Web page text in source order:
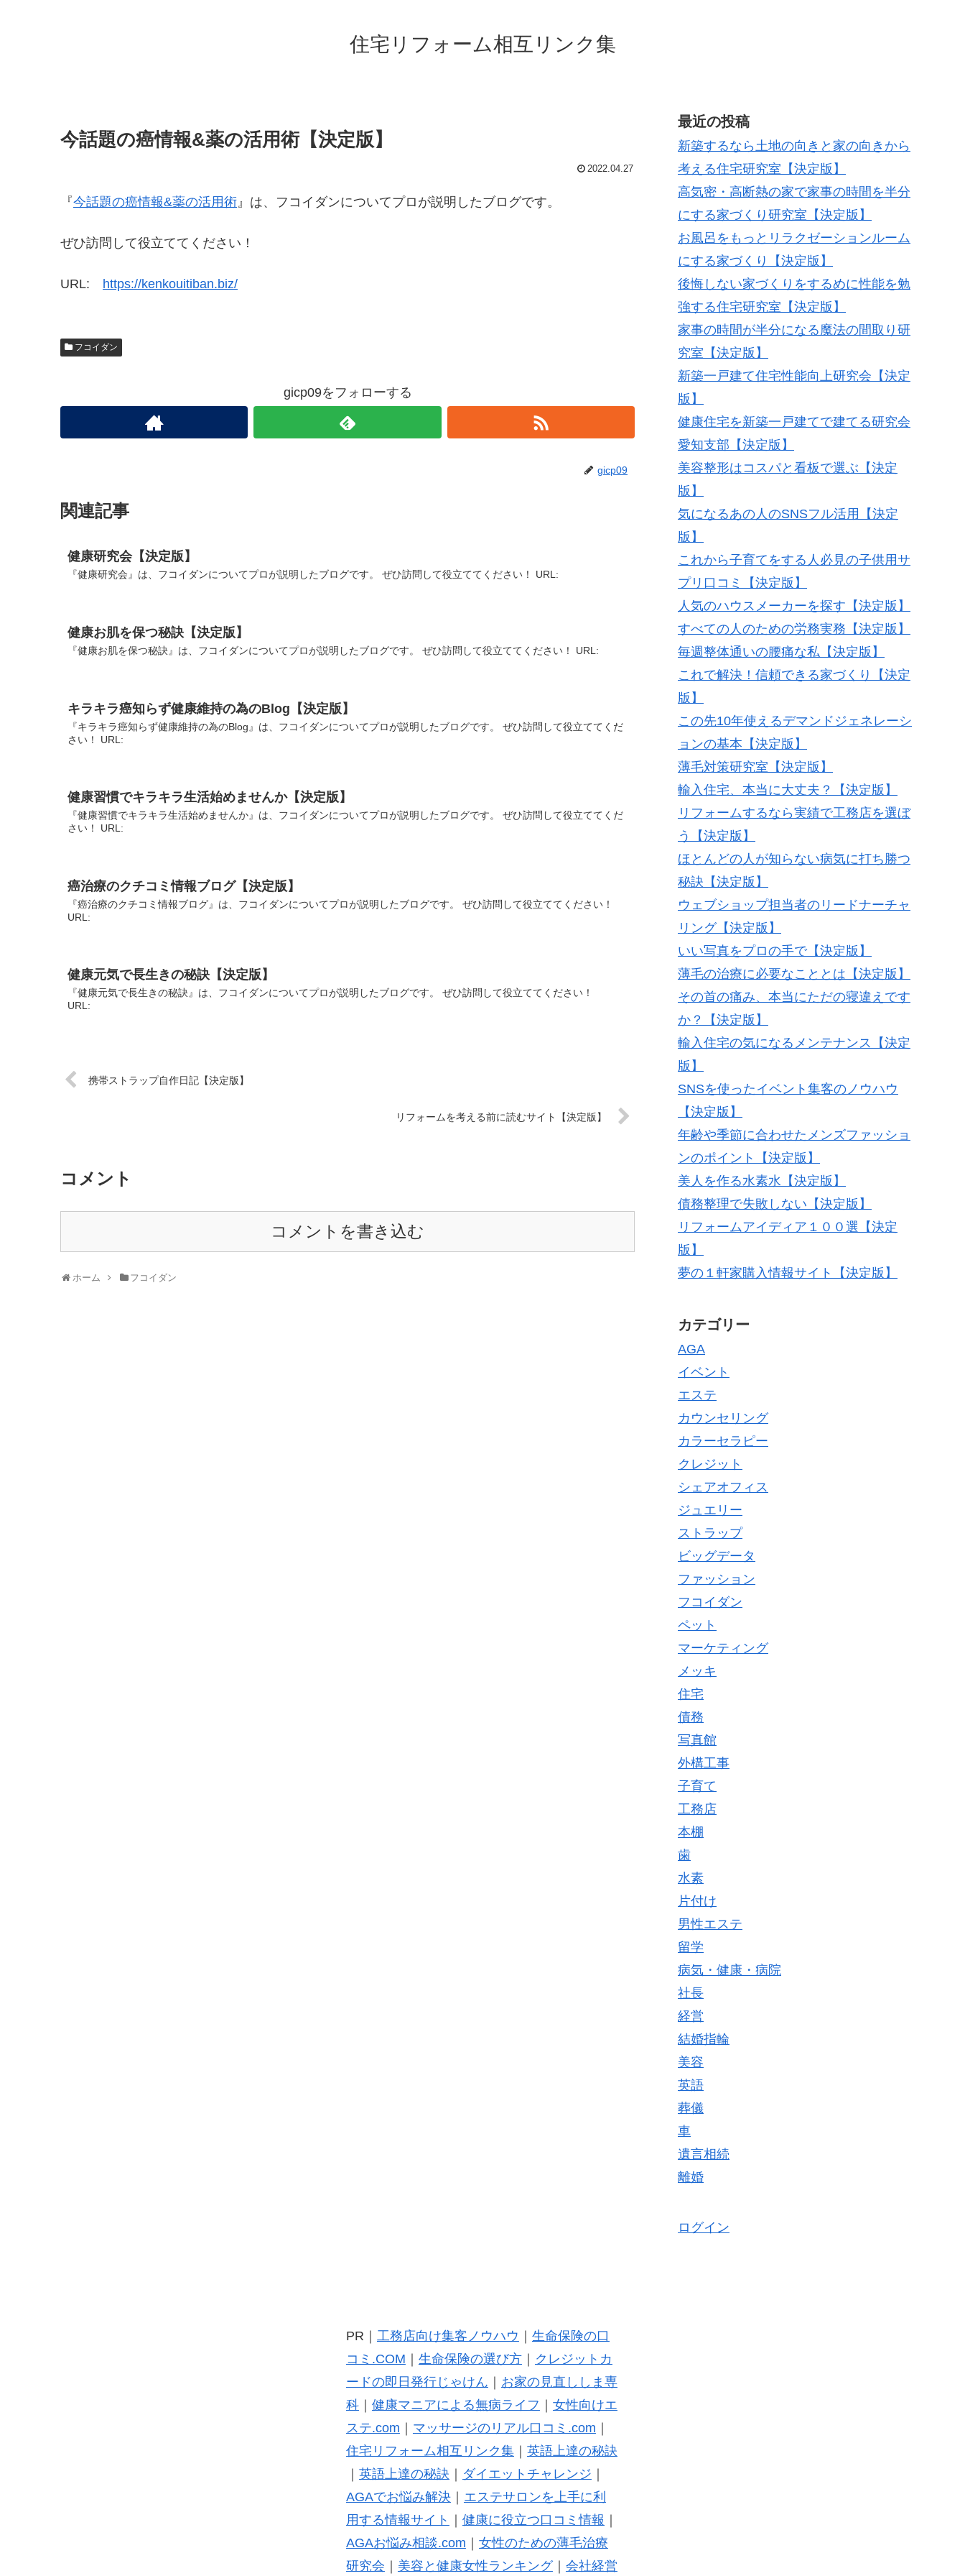
住宅リフォーム相互リンク集
今話題の癌情報&薬の活用術【決定版】
2022.04.27
『今話題の癌情報&薬の活用術 』は、フコイダンについてプロが説明したブログです。
ぜひ訪問して役立ててください！
URL: https://kenkouitiban.biz/
フコイダン
gicp09をフォローする
gicp09
関連記事
健康研究会【決定版】
『健康研究会』は、フコイダンについてプロが説明したブログです。 ぜひ訪問して役立ててください！ URL:
健康お肌を保つ秘訣【決定版】
『健康お肌を保つ秘訣』は、フコイダンについてプロが説明したブログです。 ぜひ訪問して役立ててください！ URL:
キラキラ癌知らず健康維持の為のBlog【決定版】
『キラキラ癌知らず健康維持の為のBlog』は、フコイダンについてプロが説明したブログです。 ぜひ訪問して役立ててくだ
さい！ URL:
健康習慣でキラキラ生活始めませんか【決定版】
『健康習慣でキラキラ生活始めませんか』は、フコイダンについてプロが説明したブログです。 ぜひ訪問して役立ててくだ
さい！ URL:
癌治療のクチコミ情報ブログ【決定版】
『癌治療のクチコミ情報ブログ』は、フコイダンについてプロが説明したブログです。 ぜひ訪問して役立ててください！
URL:
健康元気で長生きの秘訣【決定版】
『健康元気で長生きの秘訣』は、フコイダンについてプロが説明したブログです。 ぜひ訪問して役立ててください！
URL:
携帯ストラップ自作日記【決定版】
リフォームを考える前に読むサイト【決定版】
コメント
コメントを書き込む
ホーム フコイダン
最近の投稿
新築するなら土地の向きと家の向きから
考える住宅研究室【決定版】
高気密・高断熱の家で家事の時間を半分
にする家づくり研究室【決定版】
お風呂をもっとリラクゼーションルーム
にする家づくり【決定版】
後悔しない家づくりをするめに性能を勉
強する住宅研究室【決定版】
家事の時間が半分になる魔法の間取り研
究室【決定版】
新築一戸建て住宅性能向上研究会【決定
版】
健康住宅を新築一戸建てで建てる研究会
愛知支部【決定版】
美容整形はコスパと看板で選ぶ【決定
版】
気になるあの人のSNSフル活用【決定
版】
これから子育てをする人必見の子供用サ
プリ口コミ【決定版】
人気のハウスメーカーを探す【決定版】
すべての人のための労務実務【決定版】
毎週整体通いの腰痛な私【決定版】
これで解決！信頼できる家づくり【決定
版】
この先10年使えるデマンドジェネレーシ
ョンの基本【決定版】
薄毛対策研究室【決定版】
輸入住宅、本当に大丈夫？【決定版】
リフォームするなら実績で工務店を選ぼ
う【決定版】
ほとんどの人が知らない病気に打ち勝つ
秘訣【決定版】
ウェブショップ担当者のリードナーチャ
リング【決定版】
いい写真をプロの手で【決定版】
薄毛の治療に必要なこととは【決定版】
その首の痛み、本当にただの寝違えです
か？【決定版】
輸入住宅の気になるメンテナンス【決定
版】
SNSを使ったイベント集客のノウハウ
【決定版】
年齢や季節に合わせたメンズファッショ
ンのポイント【決定版】
美人を作る水素水【決定版】
債務整理で失敗しない【決定版】
リフォームアイディア１００選【決定
版】
夢の１軒家購入情報サイト【決定版】
カテゴリー
AGA
イベント
エステ
カウンセリング
カラーセラピー
クレジット
シェアオフィス
ジュエリー
ストラップ
ビッグデータ
ファッション
フコイダン
ペット
マーケティング
メッキ
住宅
債務
写真館
外構工事
子育て
工務店
本棚
歯
水素
片付け
男性エステ
留学
病気・健康・病院
社長
経営
結婚指輪
美容
英語
葬儀
車
遺言相続
離婚
ログイン
PR｜ 工務店向け集客ノウハウ
生命保険の口
コミ.COM
生命保険の選び方｜
クレジットカ
ードの即日発行じゃけん
お家の見直ししま専
科｜ 健康マニアによる無病ライフ
女性向けエ
ステ.com
マッサージのリアル口コミ.com
住宅リフォーム相互リンク集｜ 英語上達の秘訣
英語上達の秘訣 ダイエットチャレンジ
AGAでお悩み解決｜ エステサロンを上手に利
用する情報サイト
健康に役立つ口コミ情報
AGAお悩み相談.com
女性のための薄毛治療
研究会
美容と健康女性ランキング｜ 会社経営